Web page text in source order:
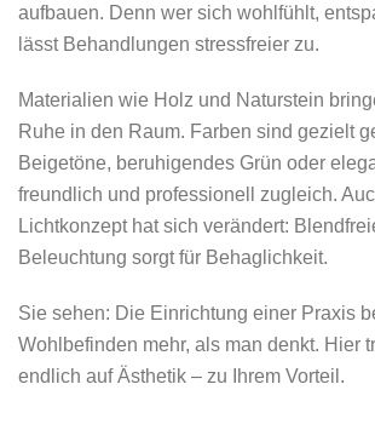
aufbauen. Denn wer sich wohlfühlt,
lässt Behandlungen stressfreier zu.
Materialien wie Holz und Naturstein
Ruhe in den Raum. Farben sind gezielt
Beigetöne, beruhigendes Grün oder
freundlich und professionell zugleich.
Lichtkonzept hat sich verändert:
Beleuchtung sorgt für Behaglichkeit.
Sie sehen: Die Einrichtung einer Praxis
Wohlbefinden mehr, als man denkt. Hier
endlich auf Ästhetik – zu Ihrem Vorteil.